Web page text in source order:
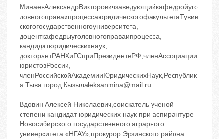
МинаевАлександрВикторовичзаведующийкафедройуго
ловногоправаипроцессаюридическогофакультетаТувин
скогогосударственногоуниверситета,
доценткафедрыуголовногоправаипроцесса,
кандидатюридическихнаук,
докторантРАНХиГСприПрезидентеРФ,членАссоциации
юристовРоссии,
членРоссийскойАкадемииЮридическихНаук,Республик
а Тыва город Кызылaleksanmina@mail.ru
Вдовин Алексей Николаевич,соискатель ученой
степени кандидат юридических наук при аспирантуре
Новосибирского государственного аграрного
университета «НГАУ»,прокурор Эрзинского района